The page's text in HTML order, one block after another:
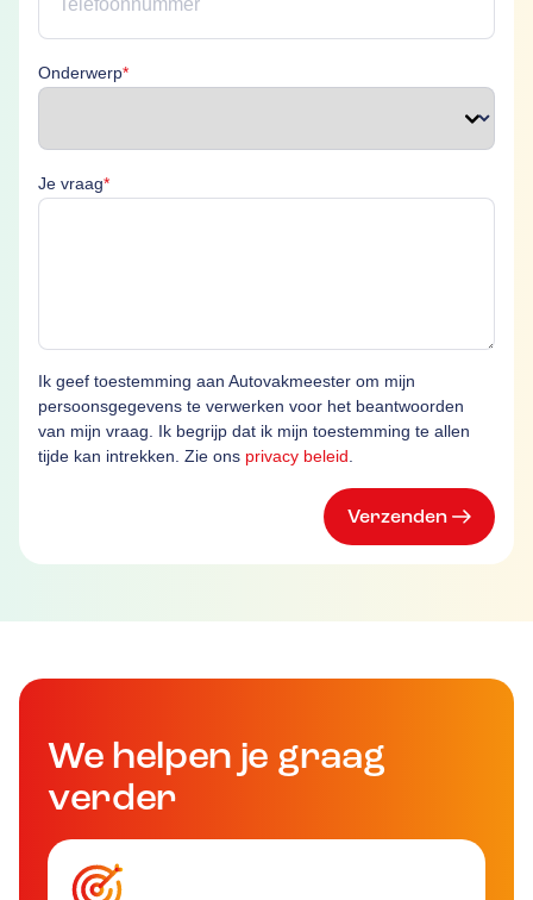
Onderwerp*Onderwerp is verplicht
Je vraag*Je vraag is verplicht
Ik geef toestemming aan Autovakmeester om mijn
persoonsgegevens te verwerken voor het beantwoorden
van mijn vraag. Ik begrijp dat ik mijn toestemming te allen
tijde kan intrekken. Zie ons privacy beleid
Verzenden
We helpen je graag
verder